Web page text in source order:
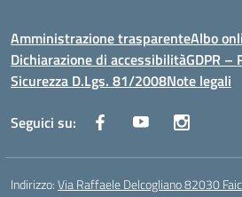
Amministrazione trasparenteAlbo
Dichiarazione di accessibilitàGDPR –
Sicurezza D.Lgs. 81/2008Note legali
Seguici su:
Indirizzo:Via Raffaele Delcogliano 82030